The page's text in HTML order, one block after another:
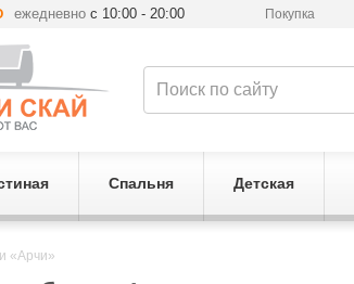
ежедневнос 10:00 - 20:00 Покупка
Спальня Детская
«Арчи»